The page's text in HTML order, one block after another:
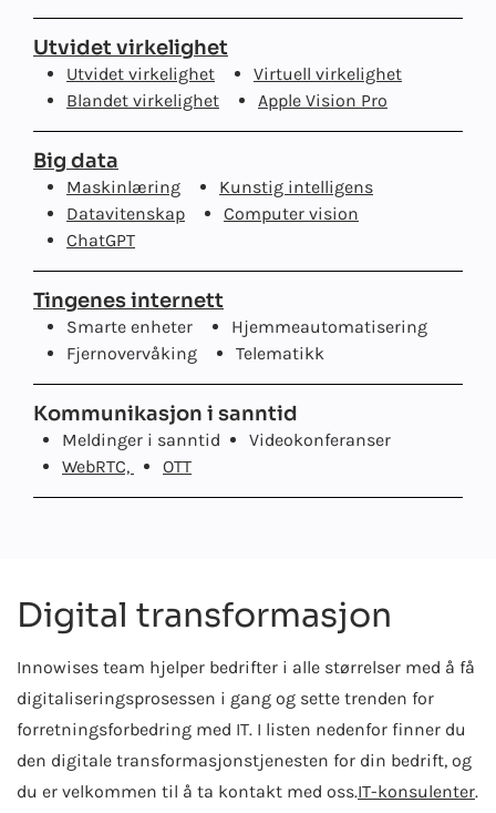
Utvidet virkelighet
Utvidet virkelighet
Virtuell virkelighet
Blandet virkelighet
Apple Vision Pro
Big data
Maskinlæring
Kunstig intelligens
Datavitenskap
Computer vision
ChatGPT
Tingenes internett
Smarte enheter
Hjemmeautomatisering
Fjernovervåking
Telematikk
Kommunikasjon i sanntid
Meldinger i sanntid
Videokonferanser
WebRTC,
OTT
Digital transformasjon
Innowises team hjelper bedrifter i alle størrelser med å få
digitaliseringsprosessen i gang og sette trenden for
forretningsforbedring med IT. I listen nedenfor finner du
den digitale transformasjonstjenesten for din bedrift, og
du er velkommen til å ta kontakt med oss.IT-konsulenter.